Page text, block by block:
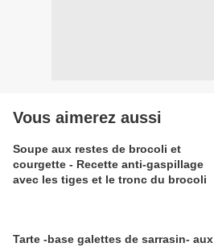
Vous aimerez aussi
Soupe aux restes de brocoli et
courgette - Recette anti-gaspillage
avec les tiges et le tronc du brocoli
Tarte -base galettes de sarrasin- aux